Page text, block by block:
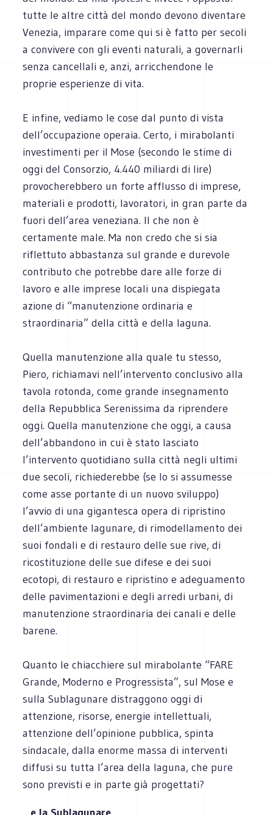
tutte le altre città del mondo devono diventare
Venezia, imparare come qui si è fatto per secoli
a convivere con gli eventi naturali, a governarli
senza cancellali e, anzi, arricchendone le
proprie esperienze di vita.
E infine, vediamo le cose dal punto di vista
dell’occupazione operaia. Certo, i mirabolanti
investimenti per il Mose (secondo le stime di
oggi del Consorzio, 4.440 miliardi di lire)
provocherebbero un forte afflusso di imprese,
materiali e prodotti, lavoratori, in gran parte da
fuori dell’area veneziana. Il che non è
certamente male. Ma non credo che si sia
riflettuto abbastanza sul grande e durevole
contributo che potrebbe dare alle forze di
lavoro e alle imprese locali una dispiegata
azione di “manutenzione ordinaria e
straordinaria” della città e della laguna.
Quella manutenzione alla quale tu stesso,
Piero, richiamavi nell’intervento conclusivo alla
tavola rotonda, come grande insegnamento
della Repubblica Serenissima da riprendere
oggi. Quella manutenzione che oggi, a causa
dell’abbandono in cui è stato lasciato
l’intervento quotidiano sulla città negli ultimi
due secoli, richiederebbe (se lo si assumesse
come asse portante di un nuovo sviluppo)
l’avvio di una gigantesca opera di ripristino
dell’ambiente lagunare, di rimodellamento dei
suoi fondali e di restauro delle sue rive, di
ricostituzione delle sue difese e dei suoi
ecotopi, di restauro e ripristino e adeguamento
delle pavimentazioni e degli arredi urbani, di
manutenzione straordinaria dei canali e delle
barene.
Quanto le chiacchiere sul mirabolante “FARE
Grande, Moderno e Progressista”, sul Mose e
sulla Sublagunare distraggono oggi di
attenzione, risorse, energie intellettuali,
attenzione dell’opinione pubblica, spinta
sindacale, dalla enorme massa di interventi
diffusi su tutta l’area della laguna, che pure
sono previsti e in parte già progettati?